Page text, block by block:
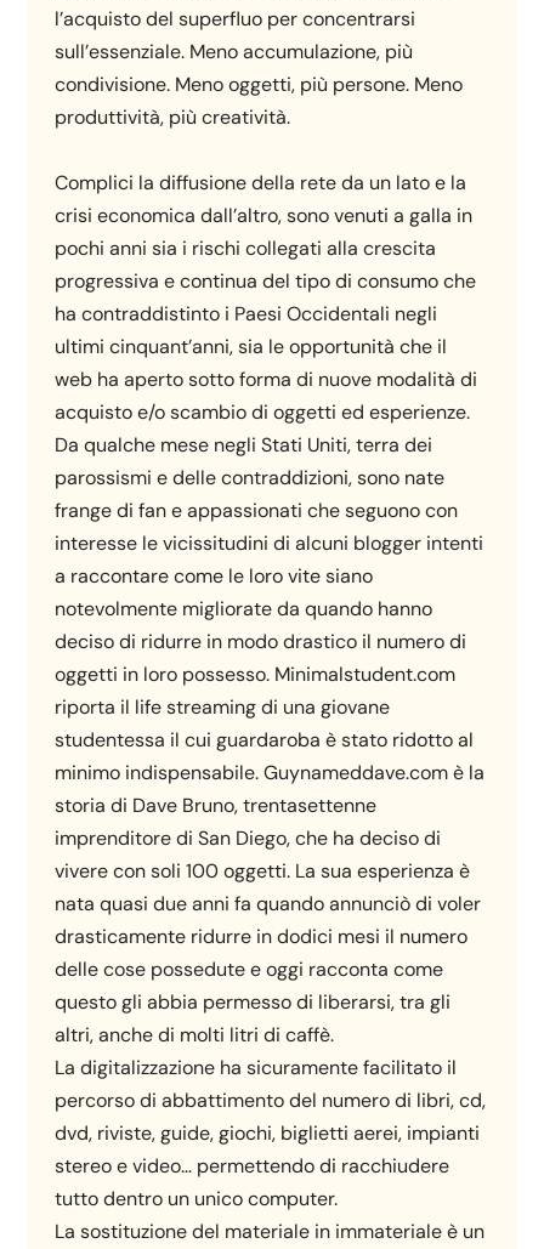
l’acquisto del superfluo per concentrarsi
sull’essenziale. Meno accumulazione, più
condivisione. Meno oggetti, più persone. Meno
produttività, più creatività.
Complici la diffusione della rete da un lato e la
crisi economica dall’altro, sono venuti a galla in
pochi anni sia i rischi collegati alla crescita
progressiva e continua del tipo di consumo che
ha contraddistinto i Paesi Occidentali negli
ultimi cinquant’anni, sia le opportunità che il
web ha aperto sotto forma di nuove modalità di
acquisto e/o scambio di oggetti ed esperienze.
Da qualche mese negli Stati Uniti, terra dei
parossismi e delle contraddizioni, sono nate
frange di fan e appassionati che seguono con
interesse le vicissitudini di alcuni blogger intenti
a raccontare come le loro vite siano
notevolmente migliorate da quando hanno
deciso di ridurre in modo drastico il numero di
oggetti in loro possesso. Minimalstudent.com
riporta il life streaming di una giovane
studentessa il cui guardaroba è stato ridotto al
minimo indispensabile. Guynameddave.com è la
storia di Dave Bruno, trentasettenne
imprenditore di San Diego, che ha deciso di
vivere con soli 100 oggetti. La sua esperienza è
nata quasi due anni fa quando annunciò di voler
drasticamente ridurre in dodici mesi il numero
delle cose possedute e oggi racconta come
questo gli abbia permesso di liberarsi, tra gli
altri, anche di molti litri di caffè.
La digitalizzazione ha sicuramente facilitato il
percorso di abbattimento del numero di libri, cd,
dvd, riviste, guide, giochi, biglietti aerei, impianti
stereo e video… permettendo di racchiudere
tutto dentro un unico computer.
La sostituzione del materiale in immateriale è un